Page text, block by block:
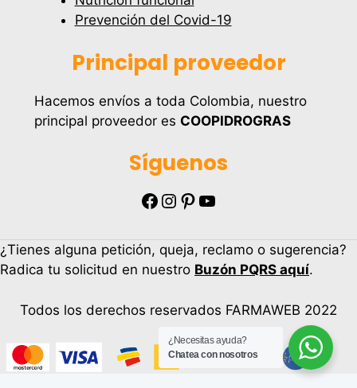
Prevención del Covid-19
Principal proveedor
Hacemos envíos a toda Colombia, nuestro
principal proveedor es COOPIDROGRAS
Síguenos
Facebook Instagram Pinterest YouTube
¿Tienes alguna petición, queja, reclamo o sugerencia?
Radica tu solicitud en nuestro Buzón PQRS aquí.
Todos los derechos reservados FARMAWEB 2022
¿Necesitas ayuda?
Chatea con nosotros